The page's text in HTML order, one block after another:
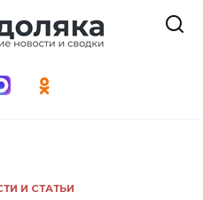
И СТАТЬИ